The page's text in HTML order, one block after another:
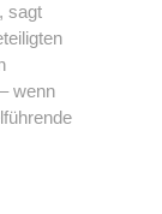
sagt
wenn